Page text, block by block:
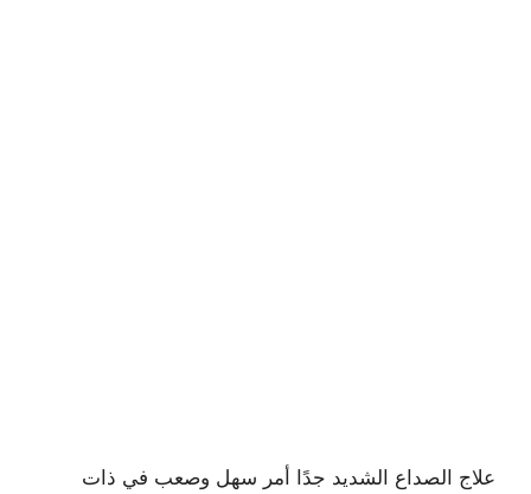
علاج الصداع الشديد جدًا أمر سهل وصعب في ذات